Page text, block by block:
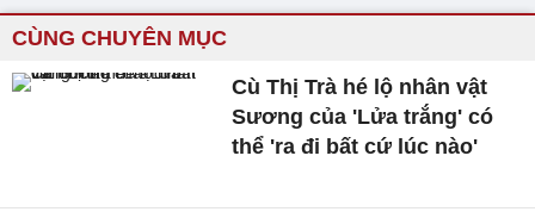
CÙNG CHUYÊN MỤC
Cù Thị Trà hé lộ nhân vật
Sương của 'Lửa trắng' có
thể 'ra đi bất cứ lúc nào'